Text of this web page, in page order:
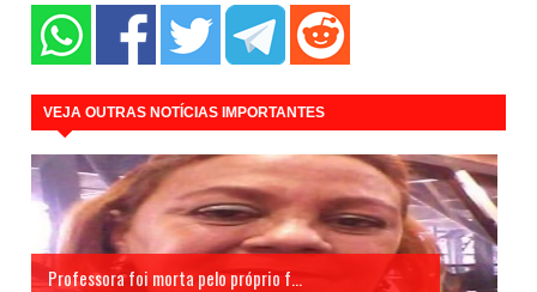
VEJA OUTRAS NOTÍCIAS IMPORTANTES
Professora foi morta pelo próprio f...